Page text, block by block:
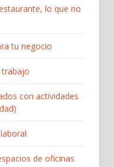
lo que no
tu negocio
trabajo
con actividades
de oficinas